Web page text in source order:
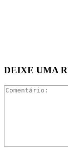
DEIXE UMA